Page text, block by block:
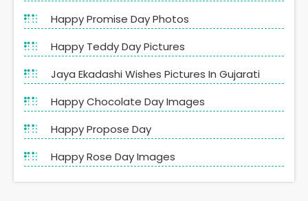
Happy Promise Day Photos
Happy Teddy Day Pictures
Jaya Ekadashi Wishes Pictures In Gujarati
Happy Chocolate Day Images
Happy Propose Day
Happy Rose Day Images